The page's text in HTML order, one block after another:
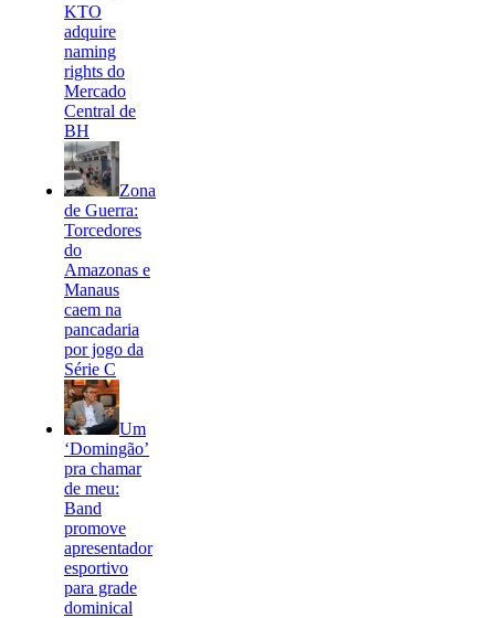
KTO
adquire
naming
rights do
Mercado
Central de
BH
Zona
de Guerra:
Torcedores
do
Amazonas e
Manaus
caem na
pancadaria
por jogo da
Série C
Um
‘Domingão’
pra chamar
de meu:
Band
promove
apresentador
esportivo
para grade
dominical